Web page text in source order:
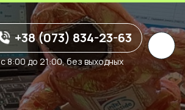
+38 (073) 834-23-63
с 8:00 до 21:00, без выходных